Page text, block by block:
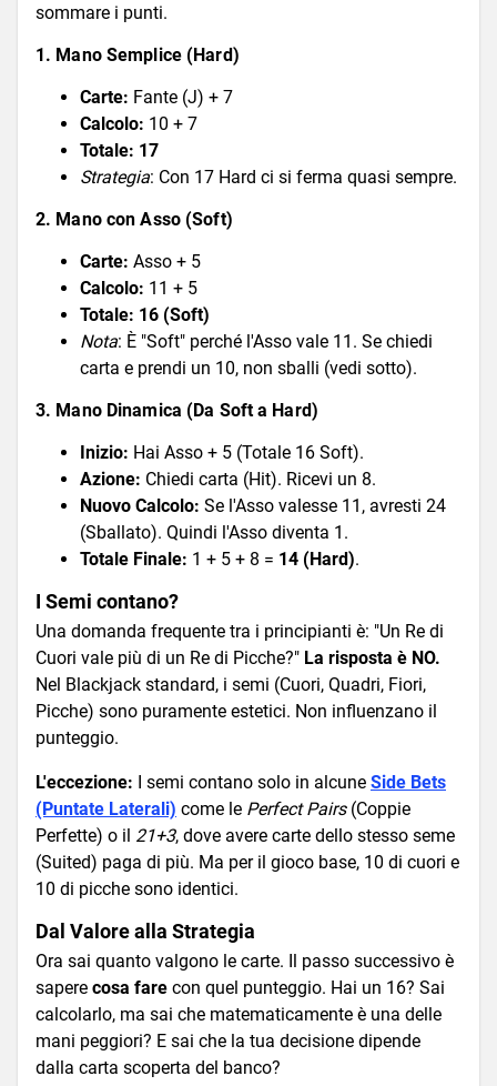
sommare i punti.
1. Mano Semplice (Hard)
Carte: Fante (J) + 7
Calcolo: 10 + 7
Totale: 17
Strategia: Con 17 Hard ci si ferma quasi sempre.
2. Mano con Asso (Soft)
Carte: Asso + 5
Calcolo: 11 + 5
Totale: 16 (Soft)
Nota: È "Soft" perché l'Asso vale 11. Se chiedi
carta e prendi un 10, non sballi (vedi sotto).
3. Mano Dinamica (Da Soft a Hard)
Inizio: Hai Asso + 5 (Totale 16 Soft).
Azione: Chiedi carta (Hit). Ricevi un 8.
Nuovo Calcolo: Se l'Asso valesse 11, avresti 24
(Sballato). Quindi l'Asso diventa 1.
Totale Finale: 1 + 5 + 8 = 14 (Hard).
I Semi contano?
Una domanda frequente tra i principianti è: "Un Re di
Cuori vale più di un Re di Picche?" La risposta è NO.
Nel Blackjack standard, i semi (Cuori, Quadri, Fiori,
Picche) sono puramente estetici. Non influenzano il
punteggio.
L'eccezione: I semi contano solo in alcune Side Bets
(Puntate Laterali) come le Perfect Pairs(Coppie
Perfette) o il 21+3, dove avere carte dello stesso seme
(Suited) paga di più. Ma per il gioco base, 10 di cuori e
10 di picche sono identici.
Dal Valore alla Strategia
Ora sai quanto valgono le carte. Il passo successivo è
sapere cosa fare con quel punteggio. Hai un 16? Sai
calcolarlo, ma sai che matematicamente è una delle
mani peggiori? E sai che la tua decisione dipende
dalla carta scoperta del banco?